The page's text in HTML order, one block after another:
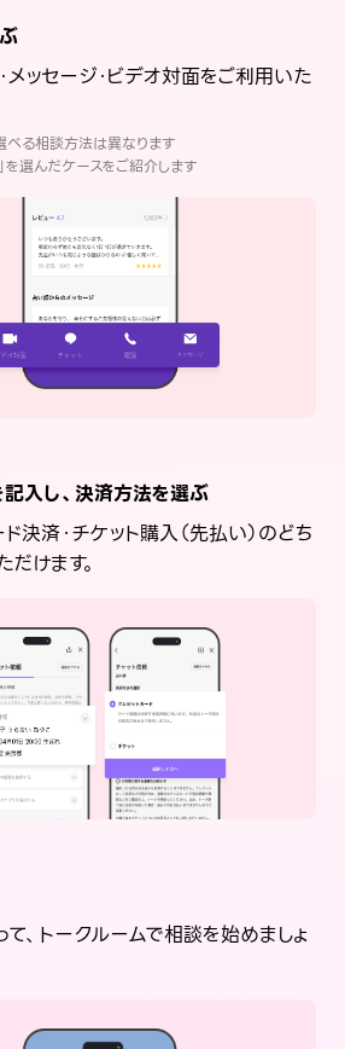
メッセージ・ビデオ対面をご利用いた
る相談方法は異なります
を選んだケースをご紹介します
記入し、決済方法を選ぶ
決済・チケット購入（先払い）のどち
けます。
て、トークルームで相談を始めましょ